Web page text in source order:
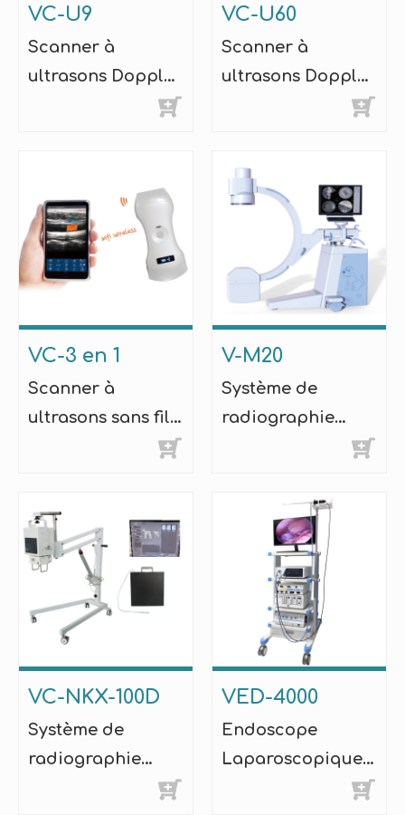
VC-U9
Scanner à
ultrasons Doppler
VC-U60
Scanner à
ultrasons Doppler
portable
VC-3 en 1
Scanner à
ultrasons sans fil
de type sonde à
V-M20
Système de
radiographie
numérique mobile
VC-NKX-100D
Système de
radiographie
numérique mobile
VED-4000
Endoscope
Laparoscopique